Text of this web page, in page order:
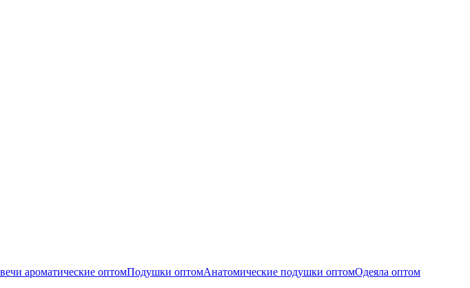
ароматические оптомПодушки оптомАнатомические подушки оптомОдеяла оптом